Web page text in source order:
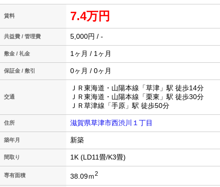
賃料 7.4万円
共益費 / 管理費 5,000円 / -
敷金 / 礼金 1ヶ月 / 1ヶ月
保証金 / 敷引 0ヶ月 / 0ヶ月
交通
ＪＲ東海道・山陽本線「草津」駅 徒歩14分
ＪＲ東海道・山陽本線「栗東」駅 徒歩30分
ＪＲ草津線「手原」駅 徒歩50分
住所 滋賀県草津市西渋川１丁目
築年月 新築
間取り 1K (LD11畳/K3畳)
専有面積 38.09ｍ2